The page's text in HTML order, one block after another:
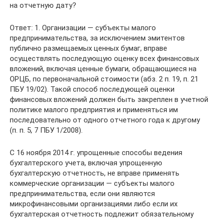
на отчетную дату?
Ответ: 1. Организации — субъекты малого
предпринимательства, за исключением эмитентов
публично размещаемых ценных бумаг, вправе
осуществлять последующую оценку всех финансовых
вложений, включая ценные бумаги, обращающиеся на
ОРЦБ, по первоначальной стоимости (абз. 2 п. 19, п. 21
ПБУ 19/02). Такой способ последующей оценки
финансовых вложений должен быть закреплен в учетной
политике малого предприятия и применяться им
последовательно от одного отчетного года к другому
(п. п. 5, 7 ПБУ 1/2008).
С 16 ноября 2014 г. упрощенные способы ведения
бухгалтерского учета, включая упрощенную
бухгалтерскую отчетность, не вправе применять
коммерческие организации — субъекты малого
предпринимательства, если они являются
микрофинансовыми организациями либо если их
бухгалтерская отчетность подлежит обязательному